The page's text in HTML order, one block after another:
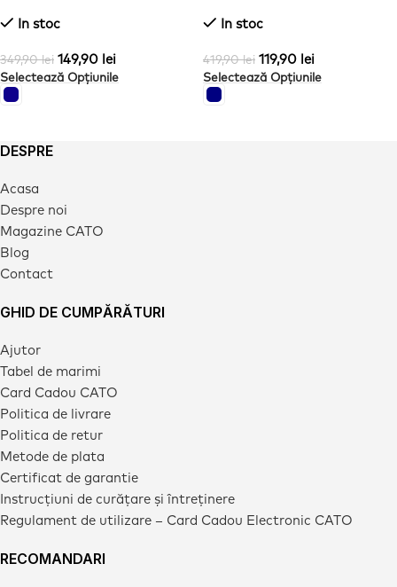
In stoc
349,90lei 149,90 lei
Selectează Opțiunile
In stoc
419,90lei 119,90 lei
Selectează Opțiunile
DESPRE
Acasa
Despre noi
Magazine CATO
Blog
Contact
GHID DE CUMPĂRĂTURI
Ajutor
Tabel de marimi
Card Cadou CATO
Politica de livrare
Politica de retur
Metode de plata
Certificat de garantie
Instrucțiuni de curățare și întreținere
Regulament de utilizare – Card Cadou Electronic CATO
RECOMANDARI